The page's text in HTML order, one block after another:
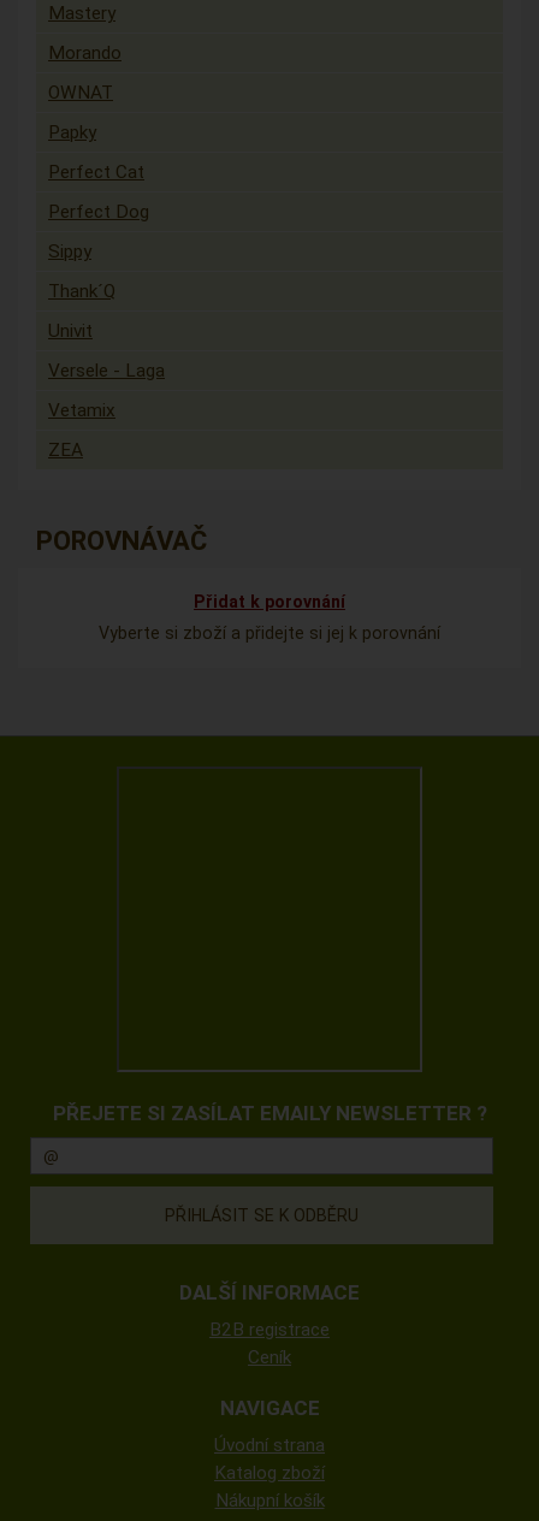
Mastery
Morando
OWNAT
Papky
Perfect Cat
Perfect Dog
Sippy
Thank´Q
Univit
Versele - Laga
Vetamix
ZEA
POROVNÁVAČ
Přidat k porovnání
Vyberte si zboží a přidejte si jej k porovnání
PŘEJETE SI ZASÍLAT EMAILY NEWSLETTER ?
DALŠÍ INFORMACE
B2B registrace
Ceník
NAVIGACE
Úvodní strana
Katalog zboží
Nákupní košík